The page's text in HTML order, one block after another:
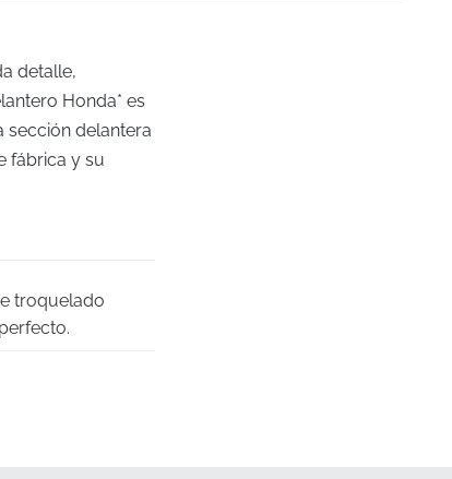
detalle,
Honda* es
sección delantera
fábrica y su
troquelado